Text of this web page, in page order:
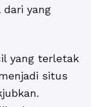
yang
yang terletak
situs